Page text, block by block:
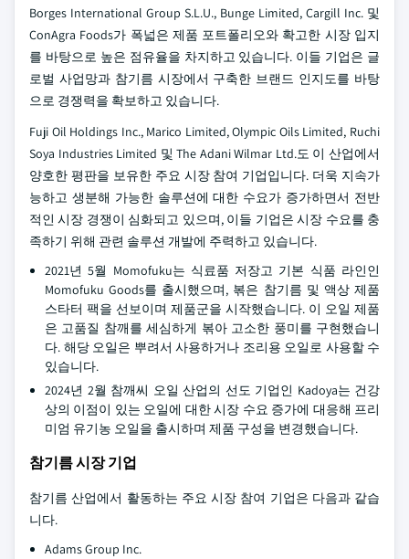
Borges International Group S.L.U., Bunge Limited, Cargill Inc. 및
ConAgra Foods가 폭넓은 제품 포트폴리오와 확고한 시장 입지
를 바탕으로 높은 점유율을 차지하고 있습니다. 이들 기업은 글
로벌 사업망과 참기름 시장에서 구축한 브랜드 인지도를 바탕
으로 경쟁력을 확보하고 있습니다.
Fuji Oil Holdings Inc., Marico Limited, Olympic Oils Limited, Ruchi
Soya Industries Limited 및 The Adani Wilmar Ltd.도 이 산업에서
양호한 평판을 보유한 주요 시장 참여 기업입니다. 더욱 지속가
능하고 생분해 가능한 솔루션에 대한 수요가 증가하면서 전반
적인 시장 경쟁이 심화되고 있으며, 이들 기업은 시장 수요를 충
족하기 위해 관련 솔루션 개발에 주력하고 있습니다.
2021년 5월 Momofuku는 식료품 저장고 기본 식품 라인인
Momofuku Goods를 출시했으며, 볶은 참기름 및 액상 제품
스타터 팩을 선보이며 제품군을 시작했습니다. 이 오일 제품
은 고품질 참깨를 세심하게 볶아 고소한 풍미를 구현했습니
다. 해당 오일은 뿌려서 사용하거나 조리용 오일로 사용할 수
있습니다.
2024년 2월 참깨씨 오일 산업의 선도 기업인 Kadoya는 건강
상의 이점이 있는 오일에 대한 시장 수요 증가에 대응해 프리
미엄 유기농 오일을 출시하며 제품 구성을 변경했습니다.
참기름 시장 기업
참기름 산업에서 활동하는 주요 시장 참여 기업은 다음과 같습
니다.
Adams Group Inc.